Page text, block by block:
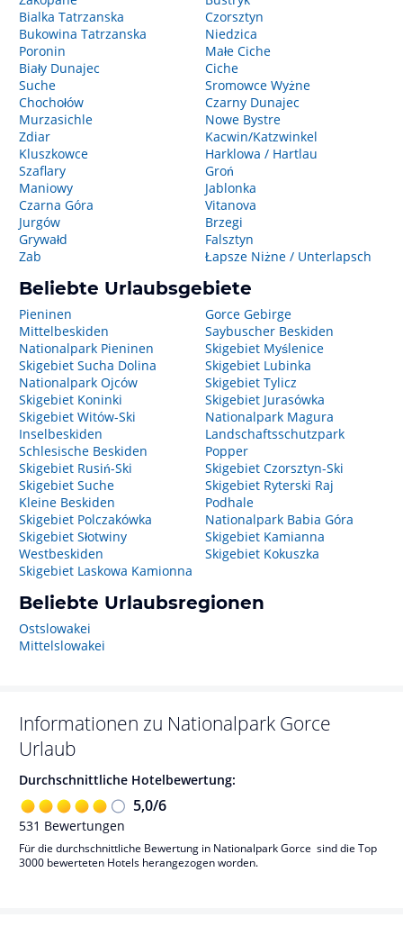
Bialka Tatrzanska
Bukowina Tatrzanska
Poronin
Biały Dunajec
Suche
Chochołów
Murzasichle
Zdiar
Kluszkowce
Szaflary
Maniowy
Czarna Góra
Jurgów
Grywałd
Zab
Czorsztyn
Niedzica
Małe Ciche
Ciche
Sromowce Wyżne
Czarny Dunajec
Nowe Bystre
Kacwin/Katzwinkel
Harklowa / Hartlau
Groń
Jablonka
Vitanova
Brzegi
Falsztyn
Łapsze Niżne / Unterlapsch
Beliebte Urlaubsgebiete
Pieninen
Mittelbeskiden
Nationalpark Pieninen
Skigebiet Sucha Dolina
Nationalpark Ojców
Skigebiet Koninki
Skigebiet Witów-Ski
Inselbeskiden
Schlesische Beskiden
Skigebiet Rusiń-Ski
Skigebiet Suche
Kleine Beskiden
Skigebiet Polczakówka
Skigebiet Słotwiny
Westbeskiden
Skigebiet Laskowa Kamionna
Gorce Gebirge
Saybuscher Beskiden
Skigebiet Myślenice
Skigebiet Lubinka
Skigebiet Tylicz
Skigebiet Jurasówka
Nationalpark Magura
Landschaftsschutzpark
Popper
Skigebiet Czorsztyn-Ski
Skigebiet Ryterski Raj
Podhale
Nationalpark Babia Góra
Skigebiet Kamianna
Skigebiet Kokuszka
Beliebte Urlaubsregionen
Ostslowakei
Mittelslowakei
Informationen zu Nationalpark Gorce
Urlaub
Durchschnittliche Hotelbewertung:
5,0/6
531 Bewertungen
Für die durchschnittliche Bewertung in Nationalpark Gorce sind die Top
3000 bewerteten Hotels herangezogen worden.